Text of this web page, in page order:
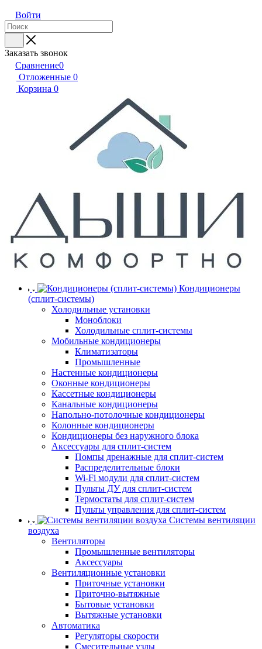
Войти
Заказать звонок
Сравнение0
Отложенные 0
Корзина 0
Кондиционеры
(сплит-системы)
Холодильные установки
Моноблоки
Холодильные сплит-системы
Мобильные кондиционеры
Климатизаторы
Промышленные
Настенные кондиционеры
Оконные кондиционеры
Кассетные кондиционеры
Канальные кондиционеры
Напольно-потолочные кондиционеры
Колонные кондиционеры
Кондиционеры без наружного блока
Аксессуары для сплит-систем
Помпы дренажные для сплит-систем
Распределительные блоки
Wi-Fi модули для сплит-систем
Пульты ДУ для сплит-систем
Термостаты для сплит-систем
Пульты управления для сплит-систем
Системы вентиляции
воздуха
Вентиляторы
Промышленные вентиляторы
Аксессуары
Вентиляционные установки
Приточные установки
Приточно-вытяжные
Бытовые установки
Вытяжные установки
Автоматика
Регуляторы скорости
Смесительные узлы